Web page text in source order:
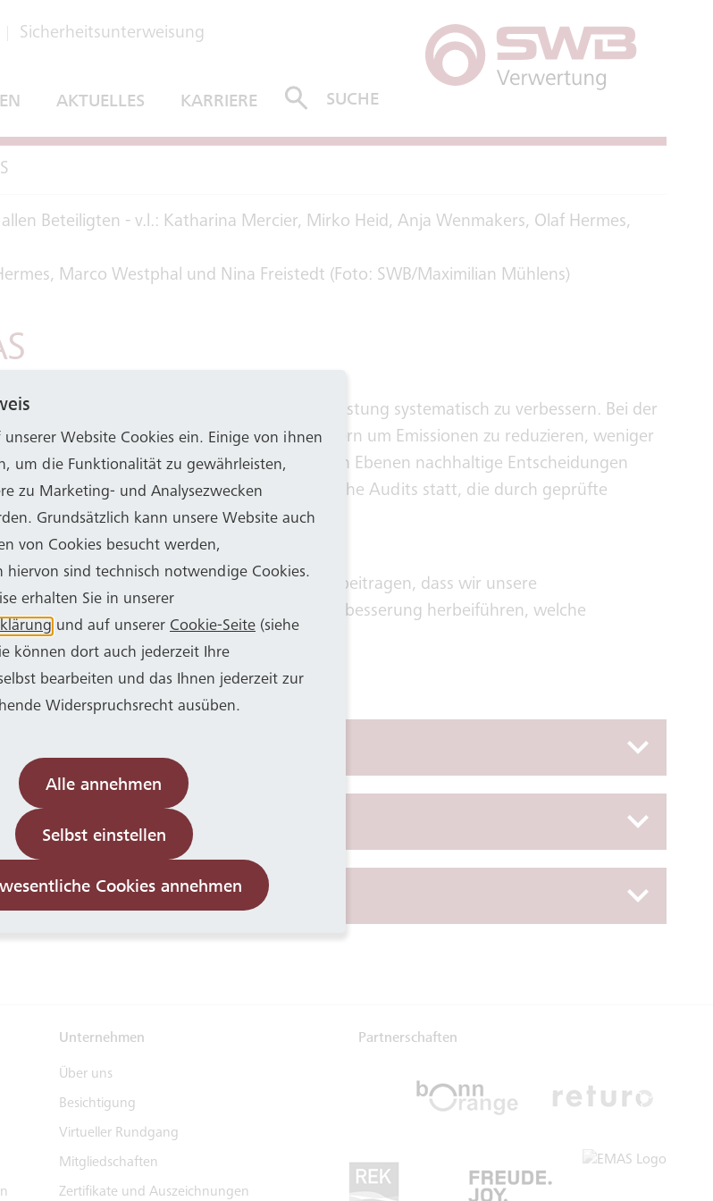
Sicherheitsunterweisung
AKTUELLES KARRIERE
SUCHE
Marco Westphal und Nina Freistedt (Foto: SWB/Maximilian Mühlens)
der uns dabei hilft, unsere Umweltleistung systematisch zu verbessern. Bei der
Prozesse kontinuierlich zu verbessern um Emissionen zu reduzieren, weniger
entsprechend zu schulen, so dass auf allen Ebenen nachhaltige Entscheidungen
zu überprüfen finden jährliche Audits statt, die durch geprüfte
validieren zu lassen. EMAS soll dazu beitragen, dass wir unsere
einhalten und eine kontinuierliche Verbesserung herbeiführen, welche
die Zukunft gestalten
Unternehmen
Über uns
Besichtigung
Virtueller Rundgang
Mitgliedschaften
Zertifikate und Auszeichnungen
Partnerschaften
Website Cookies ein. Einige von ihnen
um die Funktionalität zu gewährleisten,
zu Marketing- und Analysezwecken
Grundsätzlich kann unsere Website auch
von Cookies besucht werden,
hiervon sind technisch notwendige Cookies.
erhalten Sie in unserer
und auf unserer Cookie-Seite (siehe
können dort auch jederzeit Ihre
bearbeiten und das Ihnen jederzeit zur
Widerspruchsrecht ausüben.
Alle annehmen
Selbst einstellen
Cookies annehmen